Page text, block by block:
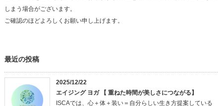
しまう場合がございます。
ご確認のほどよろしくお願い申し上げます。
最近の投稿
2025/12/22
エイジング ヨガ 【 重ねた時間が美しさにつながる】
ISCAでは、心＋体＋装い＝自分らしい生き方提案している